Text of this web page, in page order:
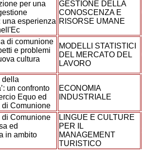
per una
una esperienza
GESTIONE DELLA
CONOSCENZA E
RISORSE UMANE
di comunione
e problemi
cultura
MODELLI STATISTICI
DEL MERCATO DEL
LAVORO
della
un confronto
Equo ed
di Comunione
ECONOMIA
INDUSTRIALE
di Comunione
ed
in ambito
LINGUE E CULTURE
PER IL
MANAGEMENT
TURISTICO